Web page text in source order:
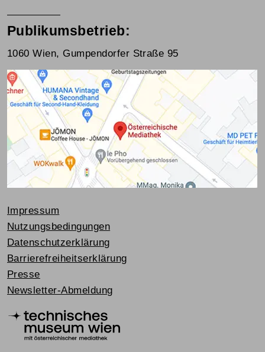
Publikumsbetrieb:
1060 Wien, Gumpendorfer Straße 95
Impressum
Nutzungsbedingungen
Datenschutzerklärung
Barrierefreiheitserklärung
Presse
Newsletter-Abmeldung